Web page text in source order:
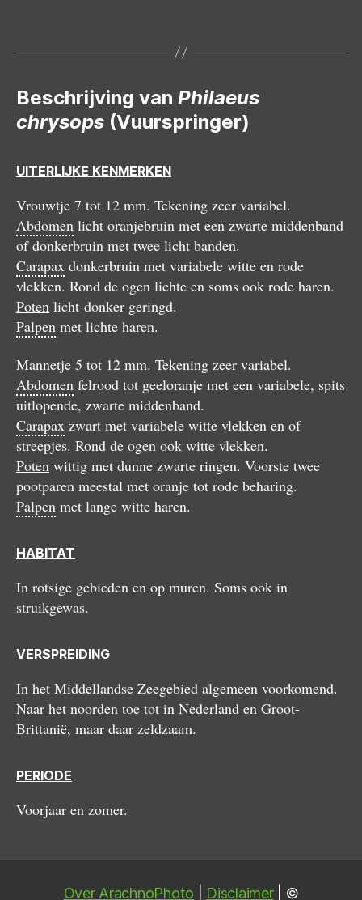
Beschrijving van Philaeus
chrysops (Vuurspringer)
UITERLIJKE KENMERKEN
Vrouwtje 7 tot 12 mm. Tekening zeer variabel.
Abdomen licht oranjebruin met een zwarte middenband
of donkerbruin met twee licht banden.
Carapax donkerbruin met variabele witte en rode
vlekken. Rond de ogen lichte en soms ook rode haren.
Poten licht-donker geringd.
Palpen met lichte haren.
Mannetje 5 tot 12 mm. Tekening zeer variabel.
Abdomen felrood tot geeloranje met een variabele, spits
uitlopende, zwarte middenband.
Carapax zwart met variabele witte vlekken en of
streepjes. Rond de ogen ook witte vlekken.
Poten wittig met dunne zwarte ringen. Voorste twee
pootparen meestal met oranje tot rode beharing.
Palpen met lange witte haren.
HABITAT
In rotsige gebieden en op muren. Soms ook in
struikgewas.
VERSPREIDING
In het Middellandse Zeegebied algemeen voorkomend.
Naar het noorden toe tot in Nederland en Groot-
Brittanië, maar daar zeldzaam.
PERIODE
Voorjaar en zomer.
Over ArachnoPhoto Disclaimer| ©